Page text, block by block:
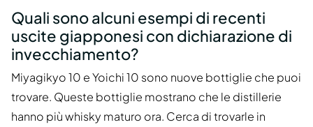
Quali sono alcuni esempi di recenti
uscite giapponesi con dichiarazione di
invecchiamento?
Miyagikyo 10 e Yoichi 10 sono nuove bottiglie che puoi
trovare. Queste bottiglie mostrano che le distillerie
hanno più whisky maturo ora. Cerca di trovarle in